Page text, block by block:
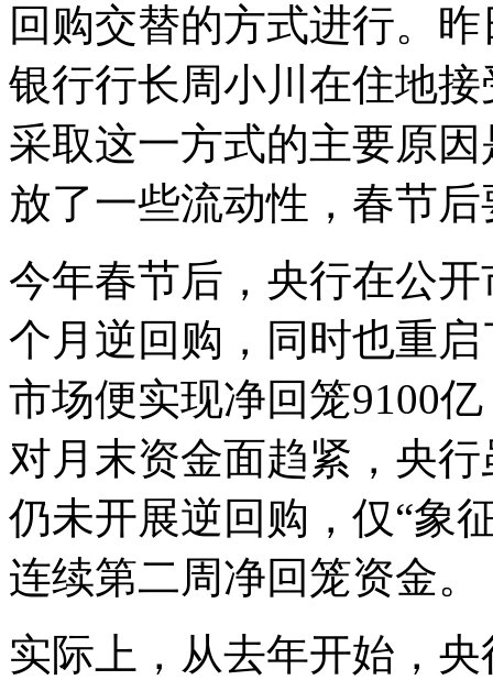
回购交替的方式进行。
银行行长周小川在住地
采取这一方式的主要原
放了一些流动性，春节
今年春节后，央行在公
个月逆回购，同时也重
市场便实现净回笼9100
对月末资金面趋紧，央
仍未开展逆回购，仅“象
连续第二周净回笼资金。
实际上，从去年开始，